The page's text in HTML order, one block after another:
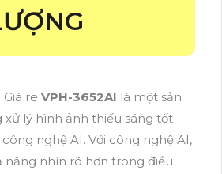
re VPH-3652AI là một sản
lý hình ảnh thiếu sáng tốt
nghệ AI. Với công nghệ AI,
năng nhìn rõ hơn trong điều